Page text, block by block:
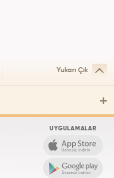
Yukarı Çık
UYGULAMALAR